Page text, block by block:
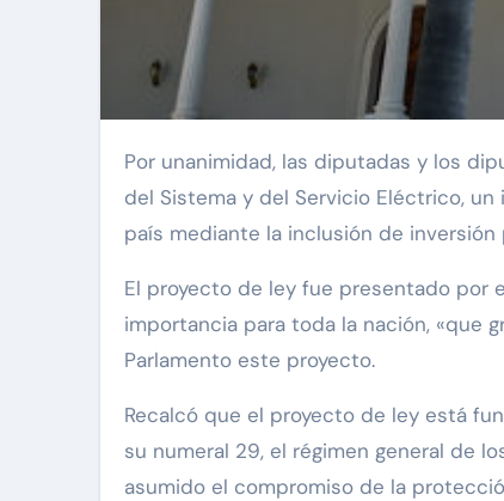
Por unanimidad, las diputadas y los diputados de la Asamblea Nacional aprobaron en primera discusión la reforma parcial de la Ley Orgánica
del Sistema y del Servicio Eléctrico,
país mediante la inclusión de
El proyecto de ley fue presentado por
importancia para toda la nación, «que
Parlamento este proyecto.
Recalcó que el proyecto de ley está
su numeral 29, el régimen general de
asumido el compromiso de la